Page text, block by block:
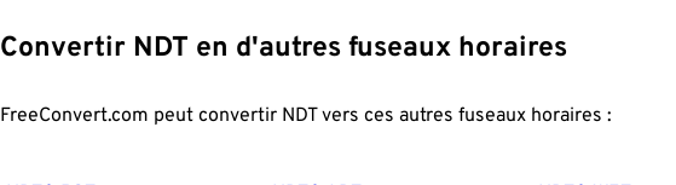
Convertir NDT en d'autres fuseaux horaires
FreeConvert.com peut convertir NDT vers ces autres fuseaux horaires :